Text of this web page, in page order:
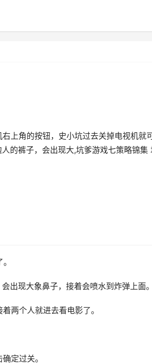
上角的按钮，史小坑过去关掉电视机就
的裤子，会出现大,坑爹游戏七策略锦集
出现大象鼻子，接着会喷水到炸弹上面
两个人就进去看电影了。
定过关。